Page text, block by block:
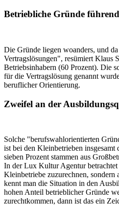
Betriebliche Gründe
Die Gründe liegen woanders, und
Vertragslösungen", resümiert Klaus
Betriebsinhabern (60 Prozent). Die
für die Vertragslösung genannt
beruflicher Orientierung.
Zweifel an der
Solche "berufswahlorientierten
ist bei den Kleinbetrieben
sieben Prozent stammen aus
In der Lux Kultur Agentur
Kleinbetriebe zuzurechnen,
kennt man die Situation in den
hohen Anteil betrieblicher Gründe
zurechtkommen, dann ist das ein